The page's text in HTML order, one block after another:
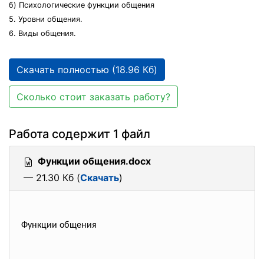
б) Психологические функции общения
5. Уровни общения.
6. Виды общения.
Скачать полностью (18.96 Кб)
Сколько стоит заказать работу?
Работа содержит 1 файл
Функции общения.docx
— 21.30 Кб (Скачать)
Функции общения